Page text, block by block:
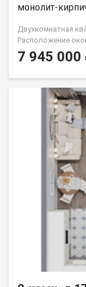
монолит-
Двухкомнатная
Расположение
выделена в нишу.
в качестве
7 945 000